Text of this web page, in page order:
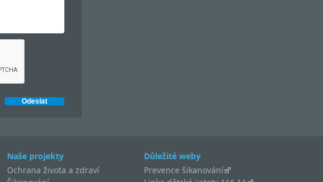
Naše projekty
Ochrana života a zdraví
Důležité weby
Prevence šikanování